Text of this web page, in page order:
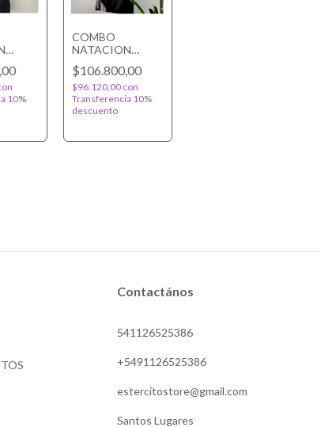
10%
COMBO
NATACION
ARGENTINA
$106.800,00
$96.120,00 con
Transferencia 10%
descuento
Contactános
541126525386
+5491126525386
estercitostore@gmail.com
Santos Lugares